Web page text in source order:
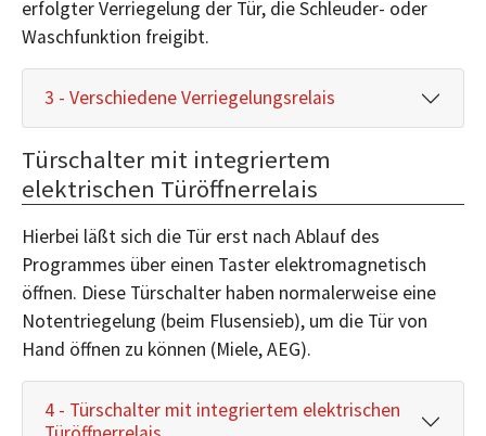
erfolgter Verriegelung der Tür, die Schleuder- oder
Waschfunktion freigibt.
3 - Verschiedene Verriegelungsrelais
Türschalter mit integriertem
elektrischen Türöffnerrelais
Hierbei läßt sich die Tür erst nach Ablauf des
Programmes über einen Taster elektromagnetisch
öffnen. Diese Türschalter haben normalerweise eine
Notentriegelung (beim Flusensieb), um die Tür von
Hand öffnen zu können (Miele, AEG).
4 - Türschalter mit integriertem elektrischen